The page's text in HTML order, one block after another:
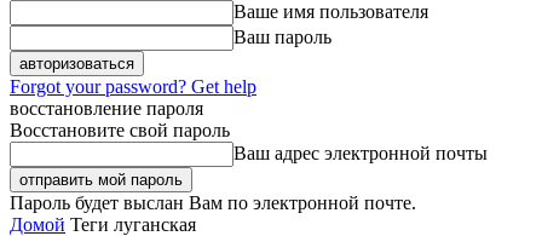
Ваше имя пользователя
Ваш пароль
Forgot your password? Get help
восстановление пароля
Восстановите свой пароль
Ваш адрес электронной почты
Пароль будет выслан Вам по электронной почте.
Домой Теги луганская